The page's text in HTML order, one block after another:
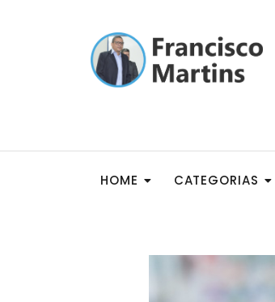
HOME CATEGORIAS